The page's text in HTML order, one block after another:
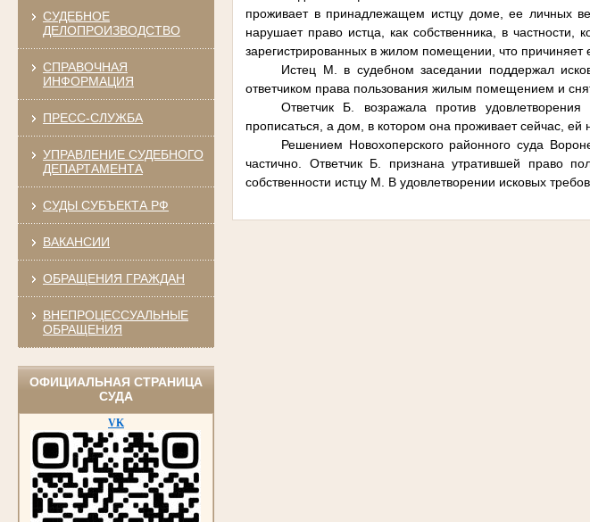
СУДЕБНОЕ
ДЕЛОПРОИЗВОДСТВО
СПРАВОЧНАЯ
ИНФОРМАЦИЯ
ПРЕСС-СЛУЖБА
УПРАВЛЕНИЕ СУДЕБНОГО
ДЕПАРТАМЕНТА
СУДЫ СУБЪЕКТА РФ
ВАКАНСИИ
ОБРАЩЕНИЯ ГРАЖДАН
ВНЕПРОЦЕССУАЛЬНЫЕ
ОБРАЩЕНИЯ
ОФИЦИАЛЬНАЯ СТРАНИЦА
СУДА
VK
проживает в принадлежащем истцу доме, ее личных
нарушает право истца, как собственника, в частности,
зарегистрированных в жилом помещении, что
Истец М. в судебном заседании поддержал
ответчиком права пользования жилым помещением и
Ответчик Б. возражала против
прописаться, а дом, в котором она проживает сейчас, ей
Решением Новохоперского районного суда
частично. Ответчик Б. признана утратившей право
собственности истцу М. В удовлетворении исковых